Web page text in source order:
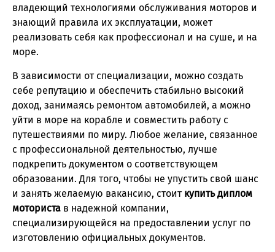
владеющий технологиями обслуживания моторов и
знающий правила их эксплуатации, может
реализовать себя как профессионал и на суше, и на
море.
В зависимости от специализации, можно создать
себе репутацию и обеспечить стабильно высокий
доход, занимаясь ремонтом автомобилей, а можно
уйти в море на корабле и совместить работу с
путешествиями по миру. Любое желание, связанное
с профессиональной деятельностью, лучше
подкрепить документом о соответствующем
образовании. Для того, чтобы не упустить свой шанс
и занять желаемую вакансию, стоит купить диплом
моториста в надежной компании,
специализирующейся на предоставлении услуг по
изготовлению официальных документов.